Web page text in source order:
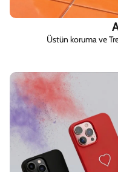
Üstün koruma ve